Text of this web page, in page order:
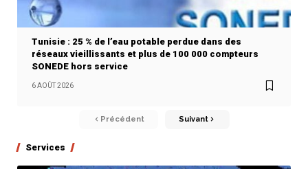
Tunisie : 25 % de l’eau potable perdue dans des
réseaux vieillissants et plus de 100 000 compteurs
SONEDE hors service
6 AOÛT 2026
Précédent Suivant
Services